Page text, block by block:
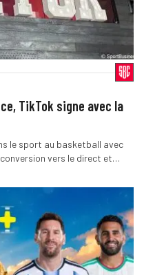
TikTok signe avec la
le sport au basketball avec
vers le direct et…